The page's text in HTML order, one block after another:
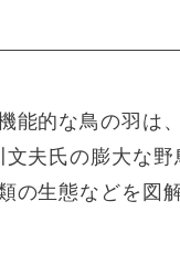
能的な鳥の羽は
夫氏の膨大な
の生態などを図